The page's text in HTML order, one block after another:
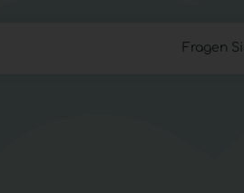
Fragen